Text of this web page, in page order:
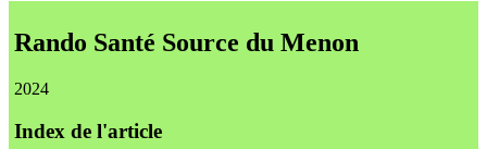
Rando Santé Source du Menon
2024
Index de l'article